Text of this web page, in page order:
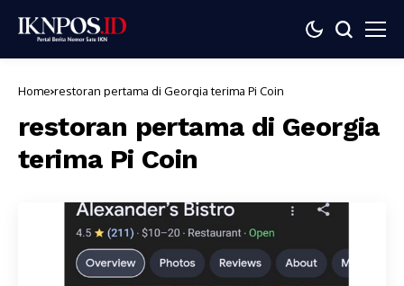
Home restoran pertama di Georgia terima Pi Coin
restoran pertama di Georgia
terima Pi Coin